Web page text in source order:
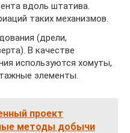
вдоль штатива.
таких механизмов.
(дрели,
В качестве
используются хомуты,
элементы.
проект
методы добычи